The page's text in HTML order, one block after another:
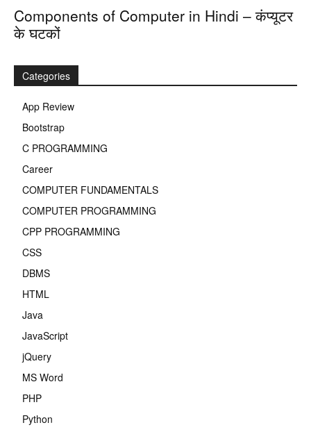
Components of Computer in Hindi – कंप्यूटर
के घटकों
Categories
App Review
Bootstrap
C PROGRAMMING
Career
COMPUTER FUNDAMENTALS
COMPUTER PROGRAMMING
CPP PROGRAMMING
CSS
DBMS
HTML
Java
JavaScript
jQuery
MS Word
PHP
Python